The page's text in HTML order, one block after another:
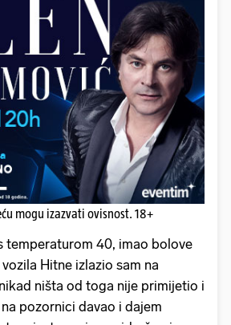
mogu izazvati ovisnost. 18+
temperaturom 40, imao bolove
Hitne izlazio sam na
ništa od toga nije primijetio i
pozornici davao i dajem